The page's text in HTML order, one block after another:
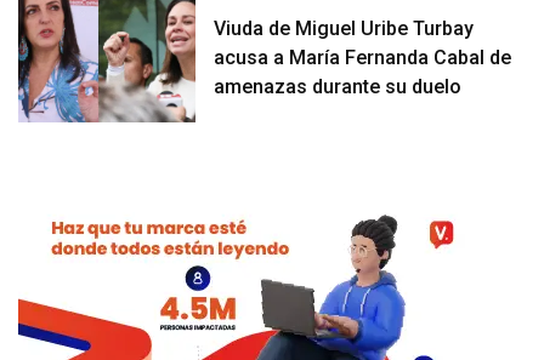
Viuda de Miguel Uribe Turbay
acusa a María Fernanda Cabal de
amenazas durante su duelo